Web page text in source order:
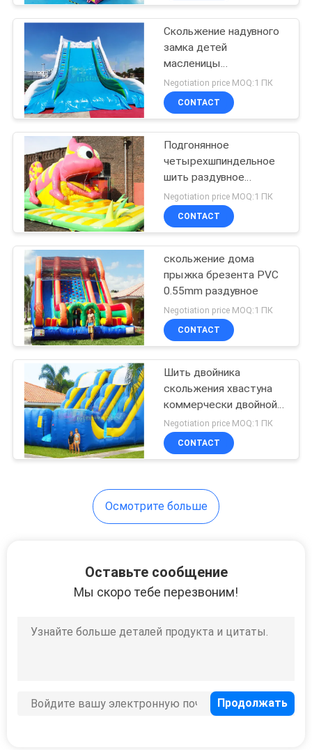
надувной zorb мяч
Надувные
бассейны
Раздувные
игрушки воды
аквапарки
надувные
Скольжение надувного
замка детей
масленицы
коммерчески
раздувное
Negotiation price MOQ:1 ПК
CONTACT
Подгонянное
четырехшпиндельное
шить раздувное
скольжение прыжка
для деятельности при
фестиваля
Negotiation price MOQ:1 ПК
CONTACT
скольжение дома
прыжка брезента PVC
0.55mm раздувное
Negotiation price MOQ:1 ПК
CONTACT
Шить двойника
скольжения хвастуна
коммерчески двойной
стороны раздувной
Negotiation price MOQ:1 ПК
CONTACT
Осмотрите больше
Оставьте сообщение
Мы скоро тебе перезвоним!